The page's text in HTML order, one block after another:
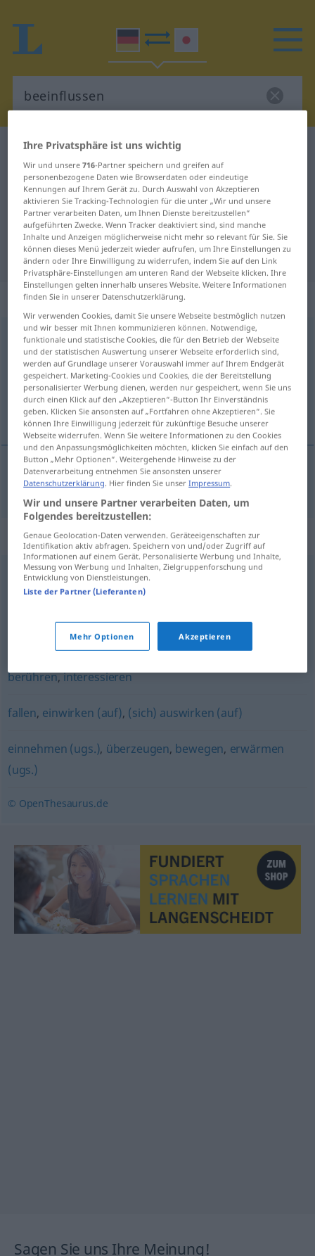
Deutsch-Japanisch Wörterbuch
Deutsch-Japanisch Übersetzung
für "beeinflussen"
"beeinflussen" Japanisch
Übersetzung
„beeinflussen“
beeinflussen
Übersicht aller Übersetzungen
(Für mehr Details die Übersetzung anklicken/antippen)
影響を与える
影響を与える[eikyō o ataeru] beeinflussen
Synonyme für "beeinflussen"
(sich) einmischen
beherrschen,lenken,steuern,verändern
kratzen (ugs.),betreffen,jucken (ugs.),angehen
berühren,interessieren
fallen, einwirken (auf), (sich) auswirken (auf)
einnehmen (ugs.), überzeugen, bewegen, erwärmen
(ugs.)
© OpenThesaurus.de
Sagen Sie uns Ihre Meinung!
Ihre Privatsphäre ist uns wichtig
Wir und unsere716-Partner speichern und greifen auf
personenbezogene Daten wie Browserdaten oder eindeutige
Kennungen auf Ihrem Gerät zu. Durch Auswahl von Akzeptieren
aktivieren Sie Tracking-Technologien für die unter „Wir und unsere
Partner verarbeiten Daten, um Ihnen Dienste bereitzustellen“
aufgeführten Zwecke. Wenn Tracker deaktiviert sind, sind manche
Inhalte und Anzeigen möglicherweise nicht mehr so relevant für Sie. Sie
können dieses Menü jederzeit wieder aufrufen, um Ihre Einstellungen zu
ändern oder Ihre Einwilligung zu widerrufen, indem Sie auf den Link
Privatsphäre-Einstellungen am unteren Rand der Webseite klicken. Ihre
Einstellungen gelten innerhalb unseres Website. Weitere Informationen
finden Sie in unserer Datenschutzerklärung.
Wir verwenden Cookies, damit Sie unsere Webseite bestmöglich nutzen
und wir besser mit Ihnen kommunizieren können. Notwendige,
funktionale und statistische Cookies, die für den Betrieb der Webseite
und der statistischen Auswertung unserer Webseite erforderlich sind,
werden auf Grundlage unserer Vorauswahl immer auf Ihrem Endgerät
gespeichert. Marketing-Cookies und Cookies, die der Bereitstellung
personalisierter Werbung dienen, werden nur gespeichert, wenn Sie uns
durch einen Klick auf den „Akzeptieren“-Button Ihr Einverständnis
geben. Klicken Sie ansonsten auf „Fortfahren ohne Akzeptieren“. Sie
können Ihre Einwilligung jederzeit für zukünftige Besuche unserer
Webseite widerrufen. Wenn Sie weitere Informationen zu den Cookies
und den Anpassungsmöglichkeiten möchten, klicken Sie einfach auf den
Button „Mehr Optionen“. Weitergehende Hinweise zu der
Datenverarbeitung entnehmen Sie ansonsten unserer
Datenschutzerklärung. Hier finden Sie unserImpressum.
Wir und unsere Partner verarbeiten Daten, um
Folgendes bereitzustellen:
Genaue Geolocation-Daten verwenden. Geräteeigenschaften zur
Identifikation aktiv abfragen. Speichern von und/oder Zugriff auf
Informationen auf einem Gerät. Personalisierte Werbung und Inhalte,
Messung von Werbung und Inhalten, Zielgruppenforschung und
Entwicklung von Dienstleistungen.
Liste der Partner (Lieferanten)
Mehr Optionen Akzeptieren